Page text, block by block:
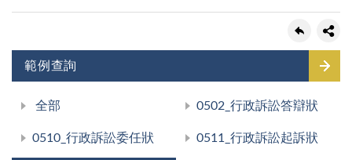
範例查詢
全部 0502_行政訴訟答辯狀
0510_行政訴訟委任狀 0511_行政訴訟起訴狀